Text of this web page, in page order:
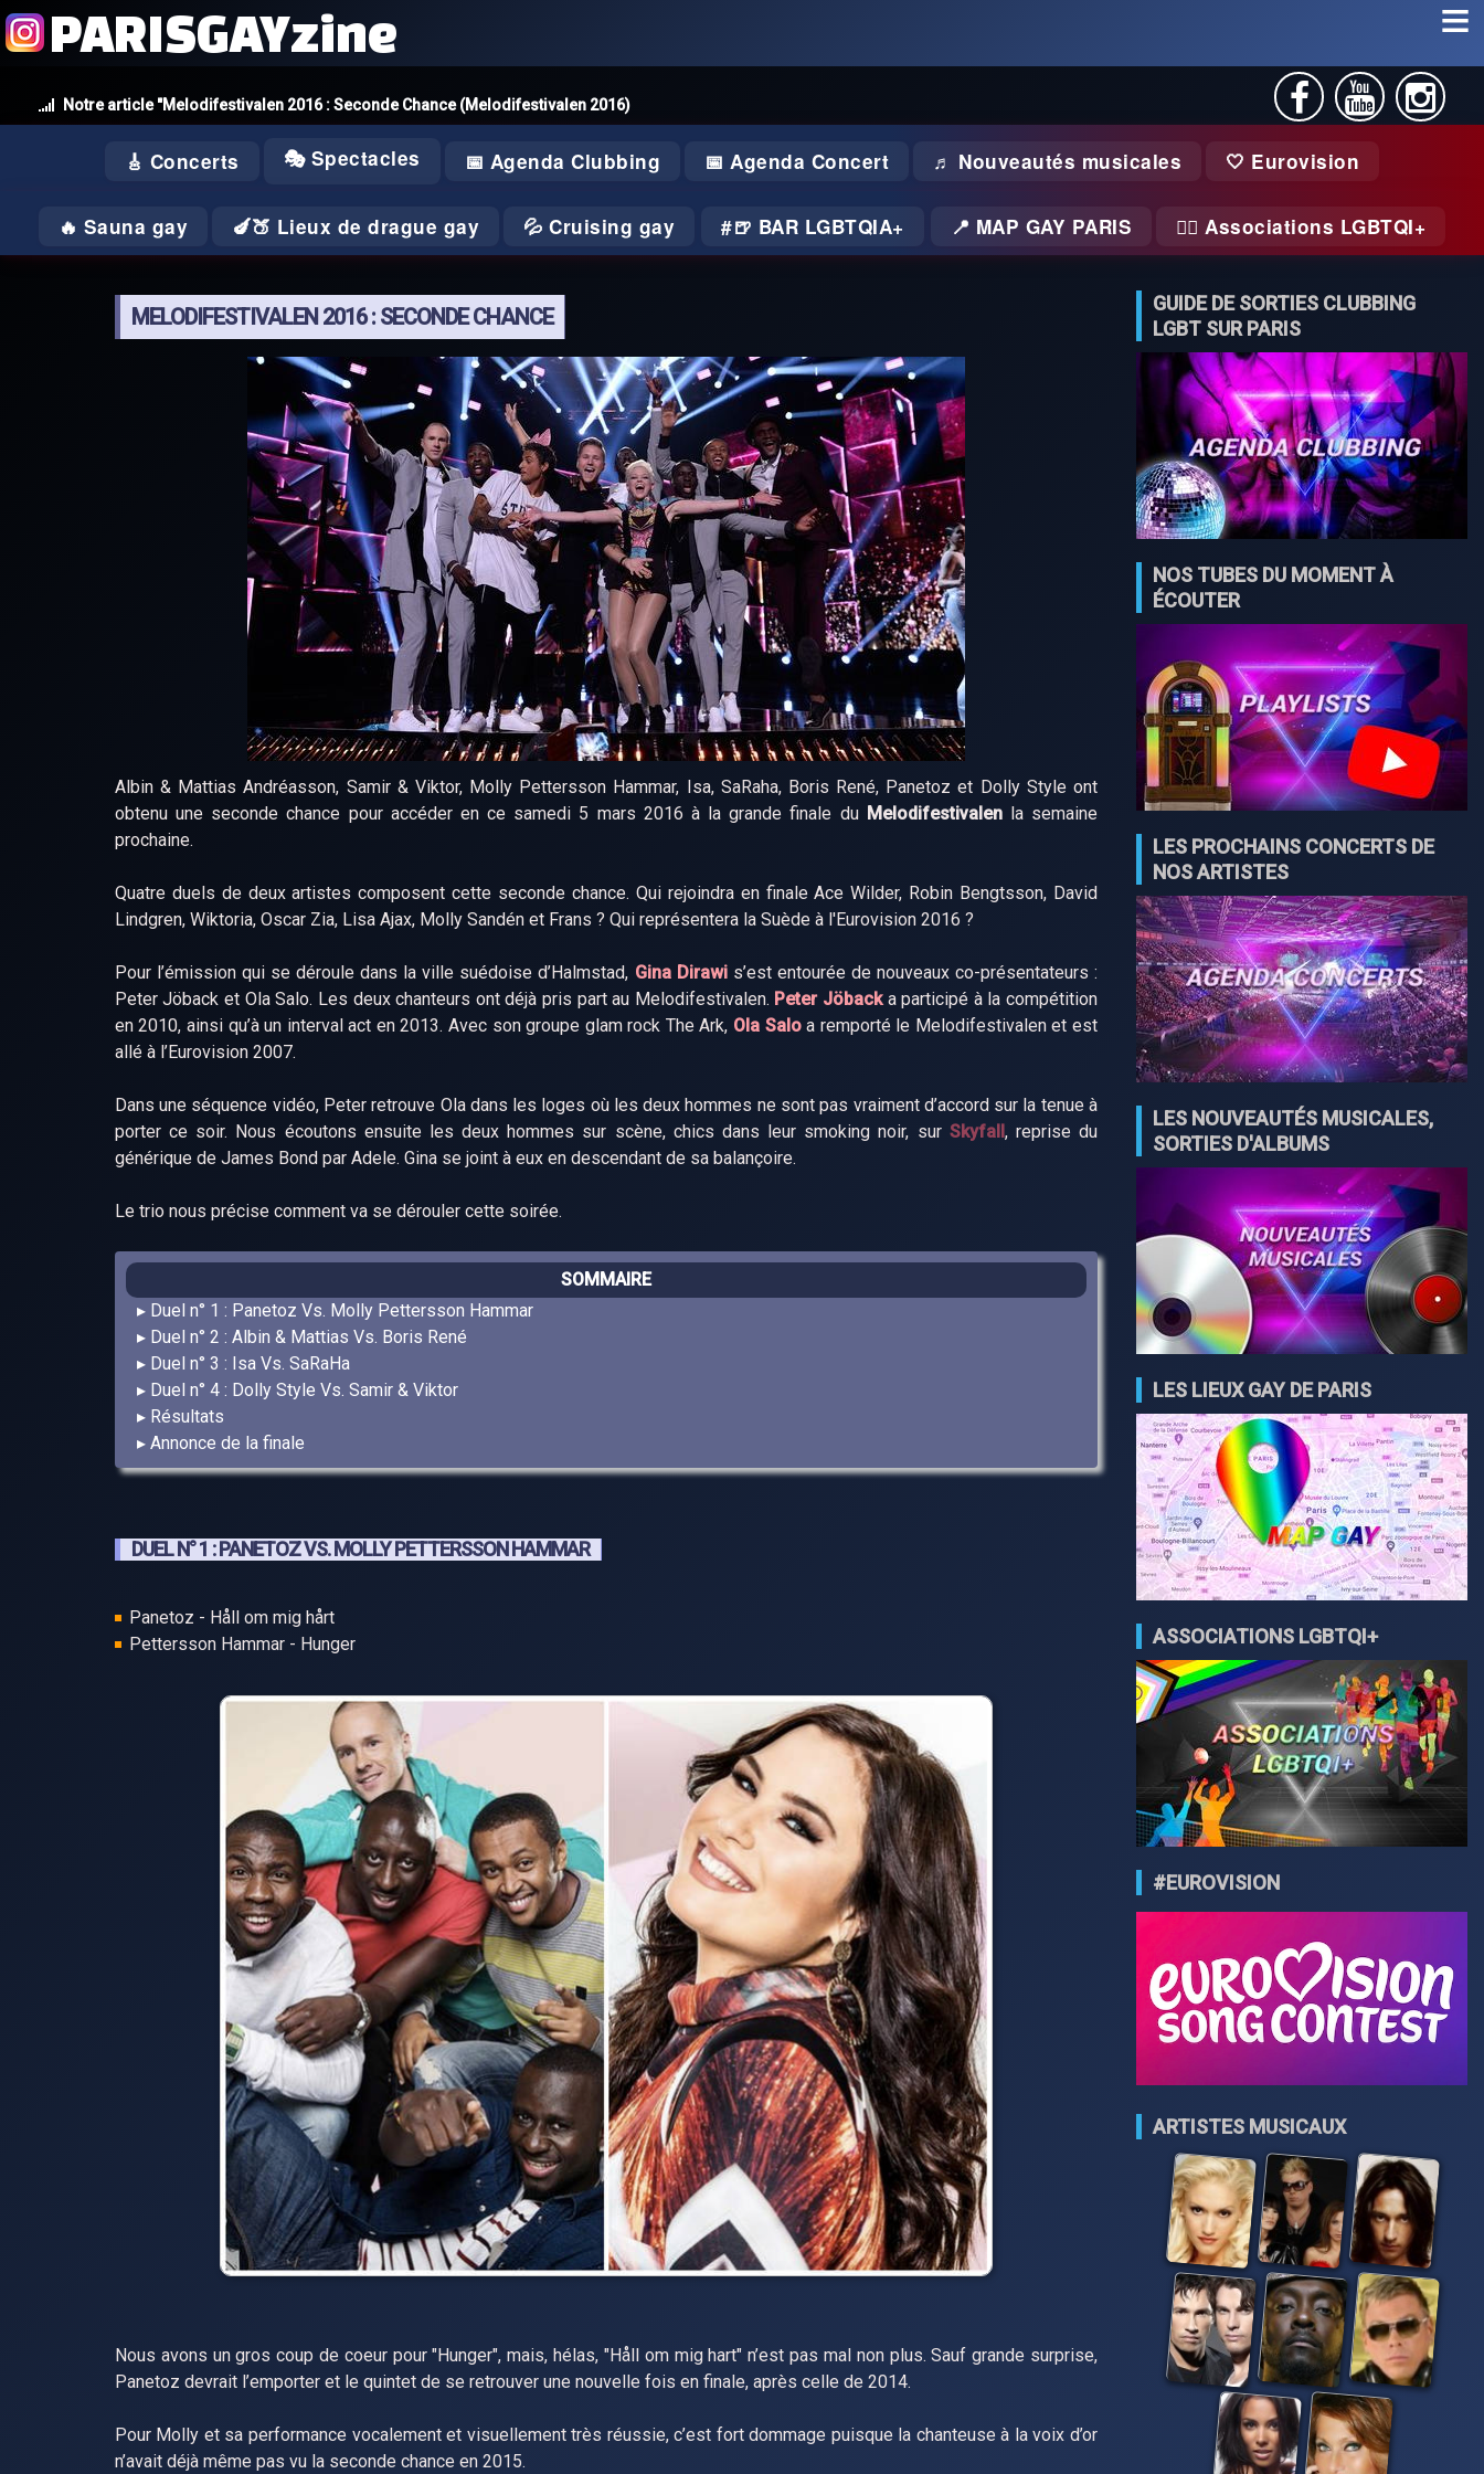
Notre article "Melodifestivalen 2016 : Seconde Chance (Melodifestivalen 2016)
PARISGAYzine
🎸 Concerts 🎭 Spectacles 📅 Agenda Clubbing 📅 Agenda Concert ♬ Nouveautés musicales 🤍 Eurovision
🔥 Sauna gay 🍆🍑 Lieux de drague gay 💦 Cruising gay 🍺 BAR LGBTQIA+ 📍 MAP GAY PARIS 🏃‍♂️ Associations LGBTQI+
MELODIFESTIVALEN 2016 : SECONDE CHANCE
Albin & Mattias Andréasson, Samir & Viktor, Molly Pettersson Hammar, Isa, SaRaha, Boris René, Panetoz et Dolly Style ont
obtenu une seconde chance pour accéder en ce samedi 5 mars 2016 à la grande finale du Melodifestivalenla semaine
prochaine.
Quatre duels de deux artistes composent cette seconde chance. Qui rejoindra en finale Ace Wilder, Robin Bengtsson, David
Lindgren, Wiktoria, Oscar Zia, Lisa Ajax, Molly Sandén et Frans ? Qui représentera la Suède à l'Eurovision 2016 ?
Pour l’émission qui se déroule dans la ville suédoise d’Halmstad, Gina Dirawis’est entourée de nouveaux co-présentateurs :
Peter Jöback et Ola Salo. Les deux chanteurs ont déjà pris part au Melodifestivalen. Peter Jöbacka participé à la compétition
en 2010, ainsi qu’à un interval act en 2013. Avec son groupe glam rock The Ark, Ola Saloa remporté le Melodifestivalen et est
allé à l’Eurovision 2007.
Dans une séquence vidéo, Peter retrouve Ola dans les loges où les deux hommes ne sont pas vraiment d’accord sur la tenue à
porter ce soir. Nous écoutons ensuite les deux hommes sur scène, chics dans leur smoking noir, sur Skyfall, reprise du
générique de James Bond par Adele. Gina se joint à eux en descendant de sa balançoire.
Le trio nous précise comment va se dérouler cette soirée.
SOMMAIRE
Duel n° 1 : Panetoz Vs. Molly Pettersson Hammar
Duel n° 2 : Albin & Mattias Vs. Boris René
Duel n° 3 : Isa Vs. SaRaHa
Duel n° 4 : Dolly Style Vs. Samir & Viktor
Résultats
Annonce de la finale
DUEL N° 1 : PANETOZ VS. MOLLY PETTERSSON HAMMAR
Panetoz - Håll om mig hårt
Pettersson Hammar - Hunger
Nous avons un gros coup de coeur pour "Hunger", mais, hélas, "Håll om mig hart" n’est pas mal non plus. Sauf grande surprise,
Panetoz devrait l’emporter et le quintet de se retrouver une nouvelle fois en finale, après celle de 2014.
Pour Molly et sa performance vocalement et visuellement très réussie, c’est fort dommage puisque la chanteuse à la voix d’or
n’avait déjà même pas vu la seconde chance en 2015.
GUIDE DE SORTIES CLUBBING
LGBT SUR PARIS
NOS TUBES DU MOMENT À
ÉCOUTER
LES PROCHAINS CONCERTS DE
NOS ARTISTES
LES NOUVEAUTÉS MUSICALES,
SORTIES D'ALBUMS
LES LIEUX GAY DE PARIS
ASSOCIATIONS LGBTQI+
#EUROVISION
ARTISTES MUSICAUX